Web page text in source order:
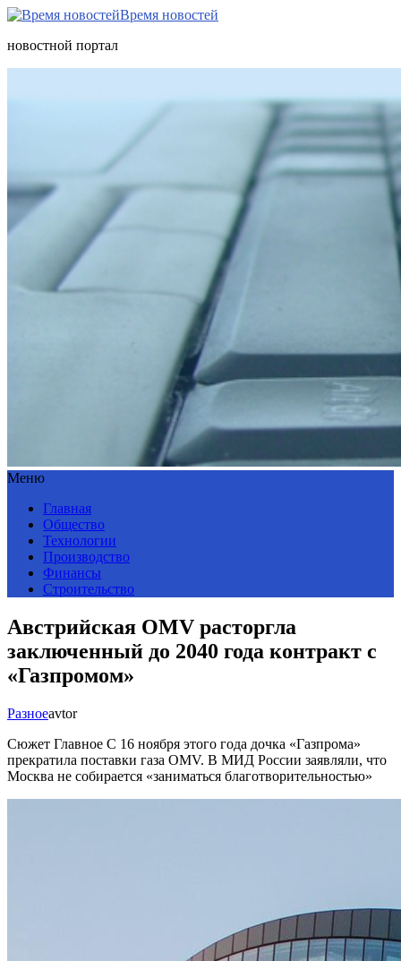
Время новостей
новостной портал
Меню
Главная
Общество
Технологии
Производство
Финансы
Строительство
Австрийская OMV расторгла
заключенный до 2040 года контракт с
«Газпромом»
Разноеavtor
Сюжет Главное С 16 ноября этого года дочка «Газпрома»
прекратила поставки газа OMV. В МИД России заявляли, что
Москва не собирается «заниматься благотворительностью»